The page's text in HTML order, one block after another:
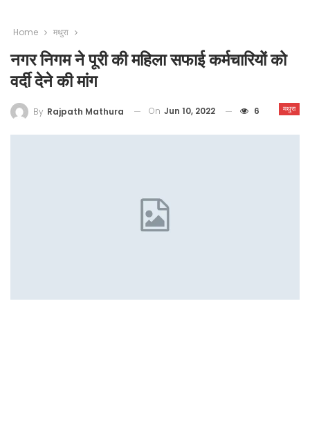
Home मथुरा
नगर निगम ने पूरी की महिला सफाई कर्मचारियों को
वर्दी देने की मांग
मथुरा
By Rajpath Mathura On Jun 10, 2022 6